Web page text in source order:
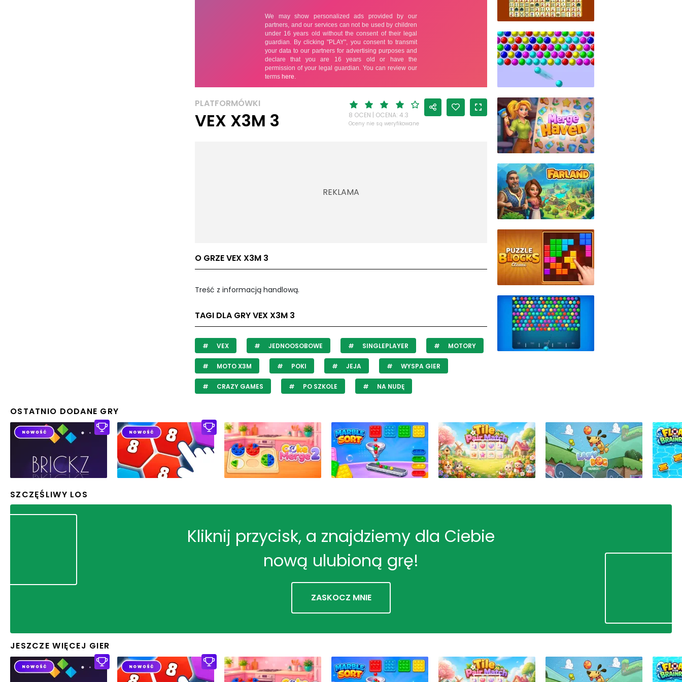
PLATFORMÓWKI
VEX X3M 3 8 OCEN | OCENA: 4.3
Oceny nie są weryfikowane
O GRZE VEX X3M 3
Treść z informacją handlową.
TAGI DLA GRY VEX X3M 3
VEX JEDNOOSOBOWE SINGLEPLAYER MOTORY
MOTO X3M POKI JEJA WYSPA GIER
CRAZY GAMES PO SZKOLE NA NUDĘ
OSTATNIO DODANE GRY
SZCZĘŚLIWY LOS
Kliknij przycisk, a znajdziemy dla Ciebie
nową ulubioną grę!
ZASKOCZ MNIE
JESZCZE WIĘCEJ GIER